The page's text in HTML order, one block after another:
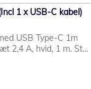
1 x USB-C kabel)
USB Type-C 1m
2,4 A, hvid, 1 m. St...